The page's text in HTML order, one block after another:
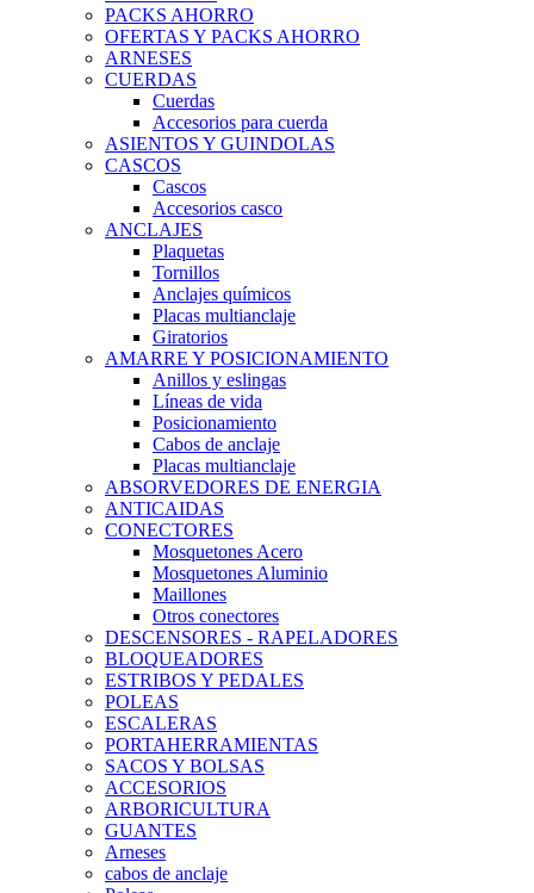
PACKS AHORRO
OFERTAS Y PACKS AHORRO
ARNESES
CUERDAS
Cuerdas
Accesorios para cuerda
ASIENTOS Y GUINDOLAS
CASCOS
Cascos
Accesorios casco
ANCLAJES
Plaquetas
Tornillos
Anclajes químicos
Placas multianclaje
Giratorios
AMARRE Y POSICIONAMIENTO
Anillos y eslingas
Líneas de vida
Posicionamiento
Cabos de anclaje
Placas multianclaje
ABSORVEDORES DE ENERGIA
ANTICAIDAS
CONECTORES
Mosquetones Acero
Mosquetones Aluminio
Maillones
Otros conectores
DESCENSORES - RAPELADORES
BLOQUEADORES
ESTRIBOS Y PEDALES
POLEAS
ESCALERAS
PORTAHERRAMIENTAS
SACOS Y BOLSAS
ACCESORIOS
ARBORICULTURA
GUANTES
Arneses
cabos de anclaje